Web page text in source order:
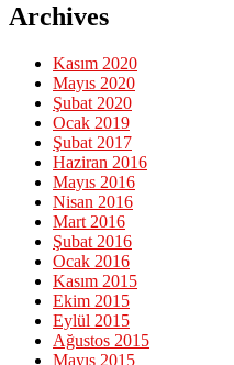
Archives
Kasım 2020
Mayıs 2020
Şubat 2020
Ocak 2019
Şubat 2017
Haziran 2016
Mayıs 2016
Nisan 2016
Mart 2016
Şubat 2016
Ocak 2016
Kasım 2015
Ekim 2015
Eylül 2015
Ağustos 2015
Mayıs 2015